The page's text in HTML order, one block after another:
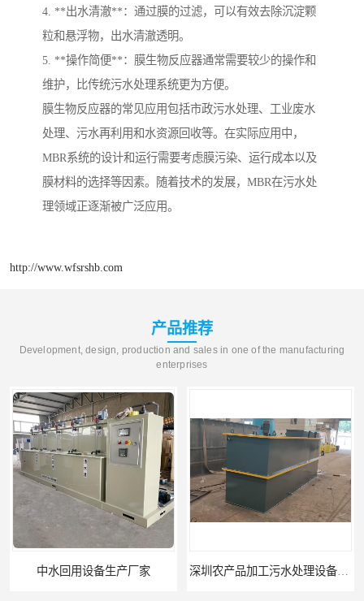
4. **出水清澈**：通过膜的过滤，可以有效去除沉淀颗
粒和悬浮物，出水清澈透明。
5. **操作简便**：膜生物反应器通常需要较少的操作和
维护，比传统污水处理系统更为方便。
膜生物反应器的常见应用包括市政污水处理、工业废水
处理、污水再利用和水资源回收等。在实际应用中，
MBR系统的设计和运行需要考虑膜污染、运行成本以及
膜材料的选择等因素。随着技术的发展，MBR在污水处
理领域正逐渐被广泛应用。
http://www.wfsrshb.com
产品推荐
Development, design, production and sales in one of the manufacturing
enterprises
中水回用设备生产厂家